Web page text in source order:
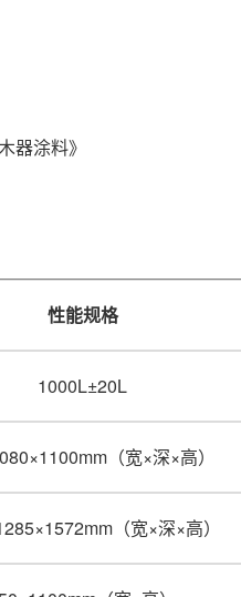
器涂料》
性能规格
1000L±20L
（宽×深×高）
（宽×深×高）